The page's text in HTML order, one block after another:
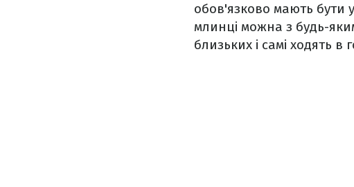
обов'язково мають бути
млинці можна з будь-
близьких і самі ходять в